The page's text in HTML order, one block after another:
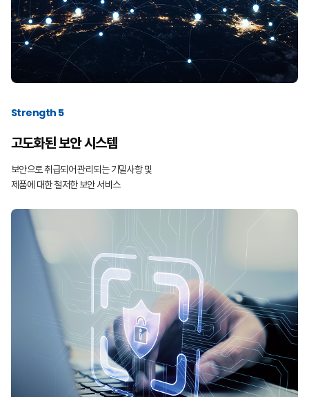
Strength 5
고도화된 보안 시스템
보안으로 취급되어 관리되는 기밀사항 및
제품에 대한 철저한 보안 서비스